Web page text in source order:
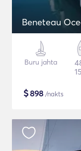
Beneteau
Buru jahta
$898 /nakts